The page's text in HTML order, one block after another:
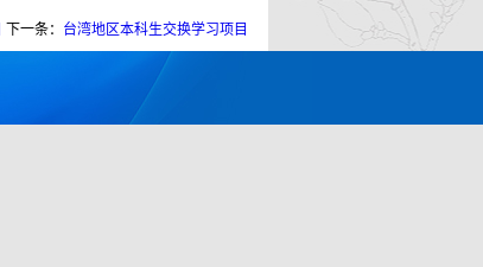
下一条： 台湾地区本科生交换学习项目